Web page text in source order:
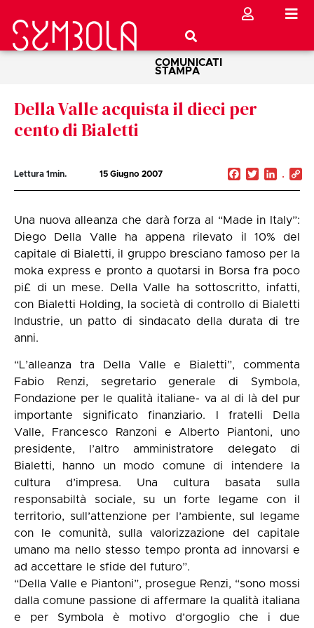
COMUNICATI
STAMPA
Della Valle acquista il dieci per
cento di Bialetti
Lettura 1min. 15 Giugno 2007 Facebook
Twitter
Una nuova alleanza che darà forza al “Made in Italy”:
Diego Della Valle ha appena rilevato il 10% del
capitale di Bialetti, il gruppo bresciano famoso per la
moka express e pronto a quotarsi in Borsa fra poco
pi£ di un mese. Della Valle ha sottoscritto, infatti,
con Bialetti Holding, la società di controllo di Bialetti
Industrie, un patto di sindacato della durata di tre
anni.
“L’alleanza tra Della Valle e Bialetti”, commenta
Fabio Renzi, segretario generale di Symbola,
Fondazione per le qualità italiane- va al di là del pur
importante significato finanziario. I fratelli Della
Valle, Francesco Ranzoni e Alberto Piantoni, uno
presidente, l’altro amministratore delegato di
Bialetti, hanno un modo comune di intendere la
cultura d’impresa. Una cultura basata sulla
responsabiltà sociale, su un forte legame con il
territorio, sull’attenzione per l’ambiente, sul legame
con le comunità, sulla valorizzazione del capitale
umano ma nello stesso tempo pronta ad innovarsi e
ad accettare le sfide del futuro”.
“Della Valle e Piantoni”, prosegue Renzi, “sono mossi
dalla comune passione di affermare la qualità italiana
e per Symbola è motivo d’orgoglio che i due